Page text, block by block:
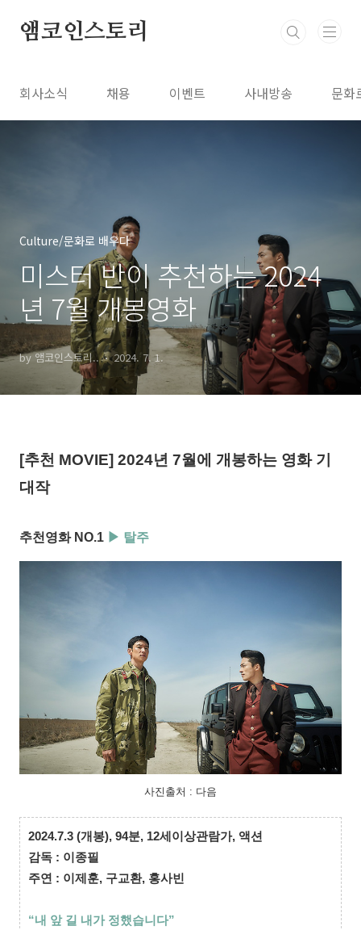
앰코인스토리
회사소식 채용 이벤트 사내방송 문화
Culture/문화로 배우다
미스터 반이 추천하는 2024
년 7월 개봉영화
by 앰코인스토리.. 2024. 7. 1.
[추천 MOVIE] 2024년 7월에 개봉하는 영화 기
대작
추천영화 NO.1 ▶ 탈주
사진출처 : 다음
2024.7.3 (개봉), 94분, 12세이상관람가, 액션
감독 : 이종필
주연 : 이제훈, 구교환, 홍사빈
“내 앞 길 내가 정했습니다”